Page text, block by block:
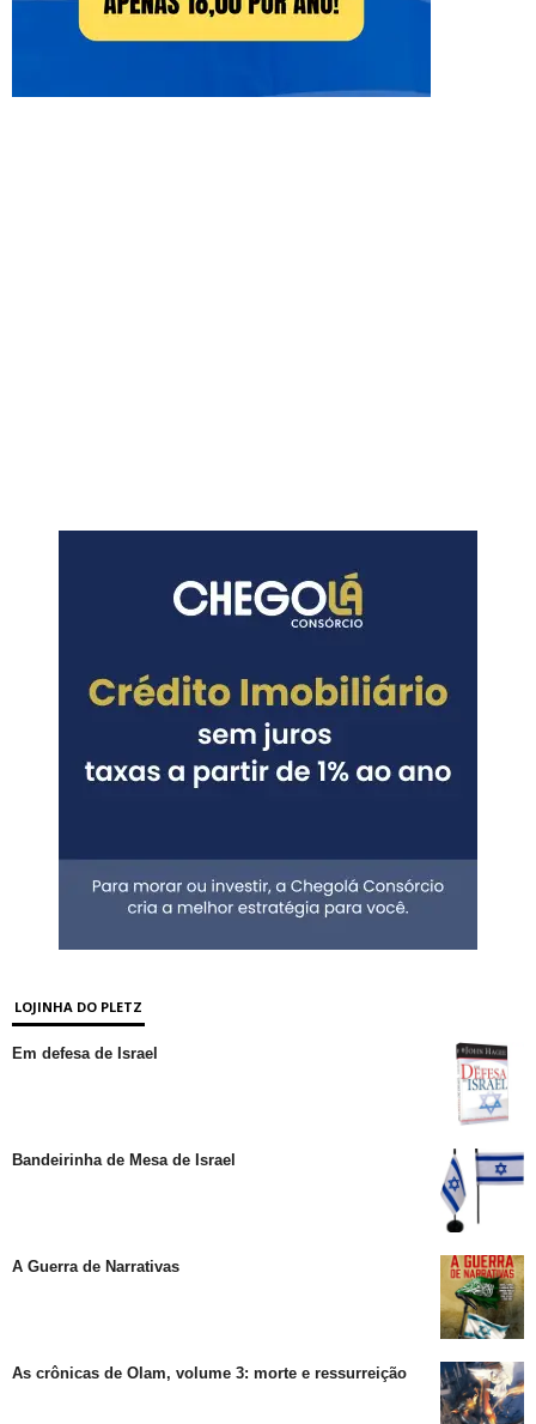
LOJINHA DO PLETZ
Em defesa de Israel
Bandeirinha de Mesa de Israel
A Guerra de Narrativas
As crônicas de Olam, volume 3: morte e ressurreição